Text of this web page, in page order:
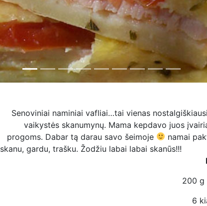
Senoviniai naminiai vafliai…tai vienas
vaikystės skanumynų. Mama kepdavo juos
progoms. Dabar tą darau savo šeimoje
namai
skanu, gardu, trašku. Žodžiu labai labai skanūs!!!
200 g
6